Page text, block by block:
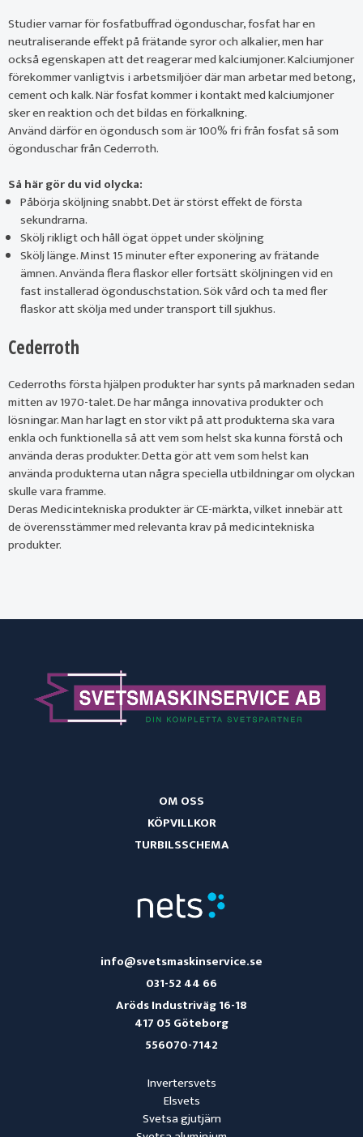
Studier varnar för fosfatbuffrad ögonduschar, fosfat har en
neutraliserande effekt på frätande syror och alkalier, men har
också egenskapen att det reagerar med kalciumjoner. Kalciumjoner
förekommer vanligtvis i arbetsmiljöer där man arbetar med betong,
cement och kalk. När fosfat kommer i kontakt med kalciumjoner
sker en reaktion och det bildas en förkalkning.
Använd därför en ögondusch som är 100% fri från fosfat så som
ögonduschar från Cederroth.
Så här gör du vid olycka:
Påbörja sköljning snabbt. Det är störst effekt de första
sekundrarna.
Skölj rikligt och håll ögat öppet under sköljning
Skölj länge. Minst 15 minuter efter exponering av frätande
ämnen. Använda flera flaskor eller fortsätt sköljningen vid en
fast installerad ögonduschstation. Sök vård och ta med fler
flaskor att skölja med under transport till sjukhus.
Cederroth
Cederroths första hjälpen produkter har synts på marknaden sedan
mitten av 1970-talet. De har många innovativa produkter och
lösningar. Man har lagt en stor vikt på att produkterna ska vara
enkla och funktionella så att vem som helst ska kunna förstå och
använda deras produkter. Detta gör att vem som helst kan
använda produkterna utan några speciella utbildningar om olyckan
skulle vara framme.
Deras Medicintekniska produkter är CE-märkta, vilket innebär att
de överensstämmer med relevanta krav på medicintekniska
produkter.
Invertersvets
Elsvets
Svetsa gjutjärn
info@svetsmaskinservice.se
031-52 44 66
Aröds Industriväg 16-18
417 05 Göteborg
556070-7142
OM OSS
KÖPVILLKOR
TURBILSSCHEMA